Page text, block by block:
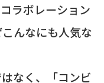
ラボレーション
こんなにも人気な
なく、「コンビ